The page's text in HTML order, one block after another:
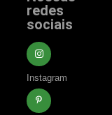
redes
sociais
Instagram